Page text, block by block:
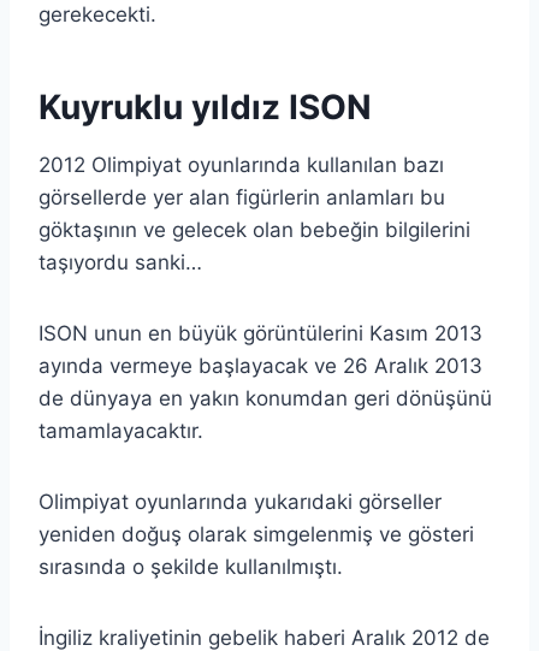
gerekecekti.
Kuyruklu yıldız ISON
2012 Olimpiyat oyunlarında kullanılan bazı
görsellerde yer alan figürlerin anlamları bu
göktaşının ve gelecek olan bebeğin bilgilerini
taşıyordu sanki…
ISON unun en büyük görüntülerini Kasım 2013
ayında vermeye başlayacak ve 26 Aralık 2013
de dünyaya en yakın konumdan geri dönüşünü
tamamlayacaktır.
Olimpiyat oyunlarında yukarıdaki görseller
yeniden doğuş olarak simgelenmiş ve gösteri
sırasında o şekilde kullanılmıştı.
İngiliz kraliyetinin gebelik haberi Aralık 2012 de